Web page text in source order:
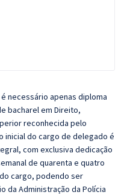
necessário apenas diploma
bacharel em Direito,
reconhecida pelo
inicial do cargo de delegado é
com exclusiva dedicação
de quarenta e quatro
cargo, podendo ser
da Administração da Polícia